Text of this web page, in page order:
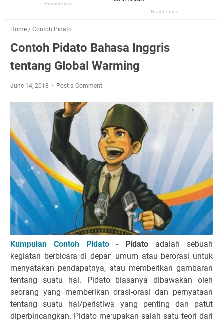
Home / Contoh Pidato
Contoh Pidato Bahasa Inggris
tentang Global Warming
June 14, 2018 Post a Comment
Kumpulan Contoh Pidato- Pidato adalah sebuah
kegiatan berbicara di depan umum atau berorasi untuk
menyatakan pendapatnya, atau memberikan gambaran
tentang suatu hal. Pidato biasanya dibawakan oleh
seorang yang memberikan orasi-orasi dan pernyataan
tentang suatu hal/peristiwa yang penting dan patut
diperbincangkan. Pidato merupakan salah satu teori dari